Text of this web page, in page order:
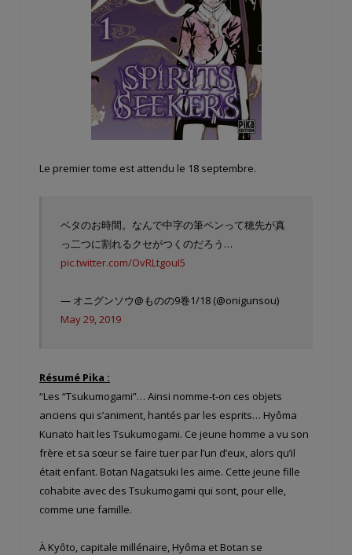
Le premier tome est attendu le 18 septembre.
ベタのお時間。なんで中字の筆ペンって穂先が真
っ二つに割れるクセがつくのだろう…
pic.twitter.com/OvRLtgouI5
— オニグンソウ@ものの9巻1/18 (@onigunsou)
May 29, 2019
Résumé Pika :
“Les “Tsukumogami”… Ainsi nomme-t-on ces objets
anciens qui s’animent, hantés par les esprits… Hyôma
Kunato hait les Tsukumogami. Ce jeune homme a vu son
frère et sa sœur se faire tuer par l’un d’eux, alors qu’il
était enfant. Botan Nagatsuki les aime. Cette jeune fille
cohabite avec des Tsukumogami qui sont, pour elle,
comme une famille.
À Kyôto, capitale millénaire, Hyôma et Botan se